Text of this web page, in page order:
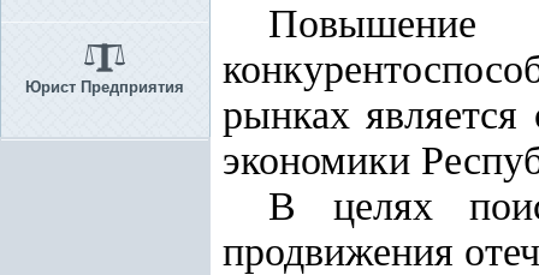
Юрист Предприятия
рынках
экономики
В целях
продвижения